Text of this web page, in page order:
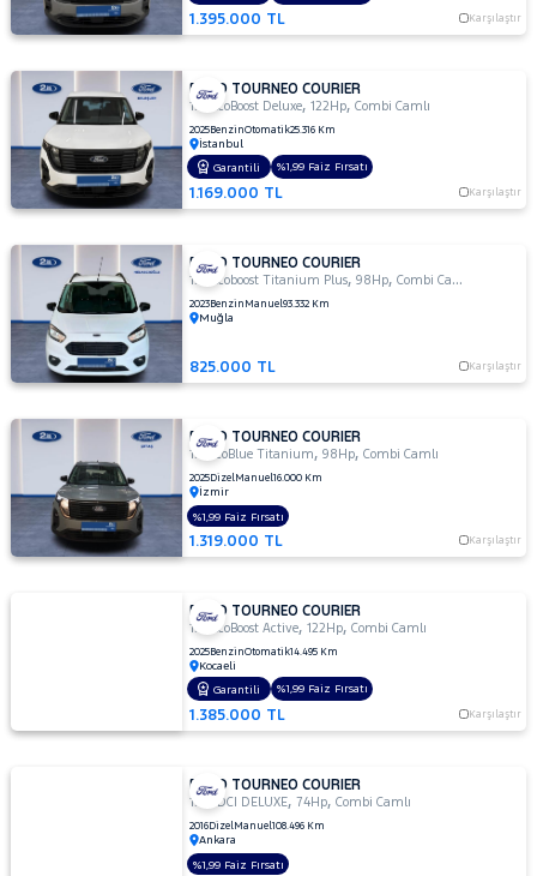
1.395.000 TL Karşılaştır
FORD TOURNEO COURIER
1.0 EcoBoost Deluxe,122Hp,Combi Camlı
2025BenzinOtomatik25.316 Km
İstanbul
1.169.000 TL Karşılaştır
Garantili %1,99 Faiz Fırsatı
FORD TOURNEO COURIER
1.0 Ecoboost Titanium Plus,98Hp,Combi Camlı
2023Benzin Manuel93.332 Km
Muğla
825.000 TL Karşılaştır
FORD TOURNEO COURIER
1.5 EcoBlue Titanium,98Hp,Combi Camlı
2025DizelManuel16.000 Km
İzmir
1.319.000 TL Karşılaştır
%1,99 Faiz Fırsatı
FORD TOURNEO COURIER
1.0 EcoBoost Active,122Hp,Combi Camlı
2025BenzinOtomatik14.495 Km
Kocaeli
1.385.000 TL Karşılaştır
Garantili %1,99 Faiz Fırsatı
FORD TOURNEO COURIER
1.5 TDCI DELUXE,74Hp,Combi Camlı
2016DizelManuel108.496 Km
Ankara
%1,99 Faiz Fırsatı